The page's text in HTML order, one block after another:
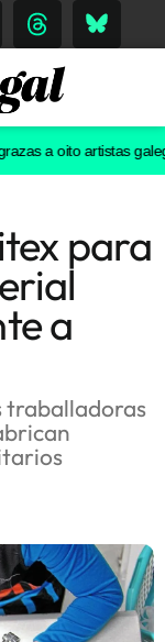
a oito artistas galegos
para
a
traballadoras